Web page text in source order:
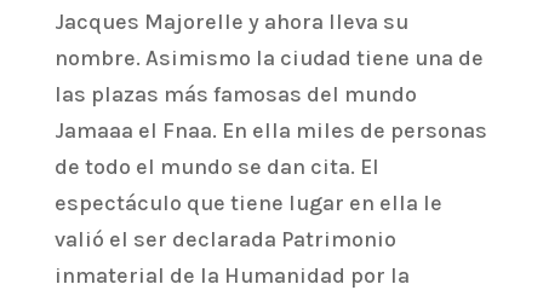
Jacques Majorelle y ahora lleva su
nombre. Asimismo la ciudad tiene una de
las plazas más famosas del mundo
Jamaaa el Fnaa. En ella miles de personas
de todo el mundo se dan cita. El
espectáculo que tiene lugar en ella le
valió el ser declarada Patrimonio
inmaterial de la Humanidad por la